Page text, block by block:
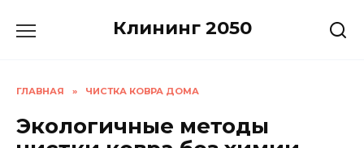
Клининг 2050
ГЛАВНАЯ » ЧИСТКА КОВРА ДОМА
Экологичные методы